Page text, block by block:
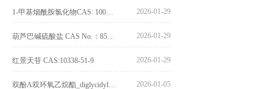
2026-01-29
2026-01-29
红景天苷 CAS:10338-51-9 2026-01-29
2026-01-05